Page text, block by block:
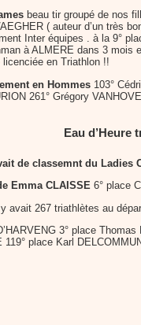
beau tir groupé de nos
( auteur d’un très
Inter équipes . à la 9°
à ALMERE dans 3 mois
licenciée en Triathlon !!
en Hommes 103°
261° Grégory
Eau d’Heure
de classemnt du Ladies
Emma CLAISSE 6° place
avait 267 triathlètes au
3° place
119° place Karl